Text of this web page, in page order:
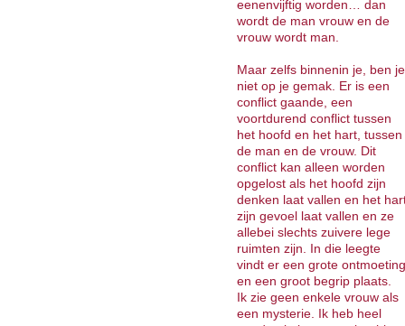
eenenvijftig worden… dan
wordt de man vrouw en de
vrouw wordt man.
Maar zelfs binnenin je, ben je
niet op je gemak. Er is een
conflict gaande, een
voortdurend conflict tussen
het hoofd en het hart, tussen
de man en de vrouw. Dit
conflict kan alleen worden
opgelost als het hoofd zijn
denken laat vallen en het
zijn gevoel laat vallen en ze
allebei slechts zuivere lege
ruimten zijn. In die leegte
vindt er een grote ontmoeting
en een groot begrip plaats.
Ik zie geen enkele vrouw als
een mysterie. Ik heb heel